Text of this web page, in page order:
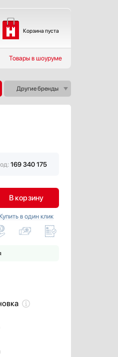
Корзина пуста
Товары в шоуруме
Другие бренды
169 340 175
В корзину
Купить в один клик